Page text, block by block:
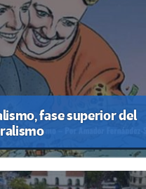
fase superior del